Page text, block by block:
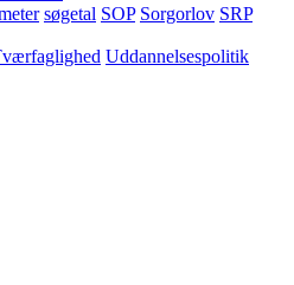
søgetal SOP Sorgorlov SRP
Uddannelsespolitik